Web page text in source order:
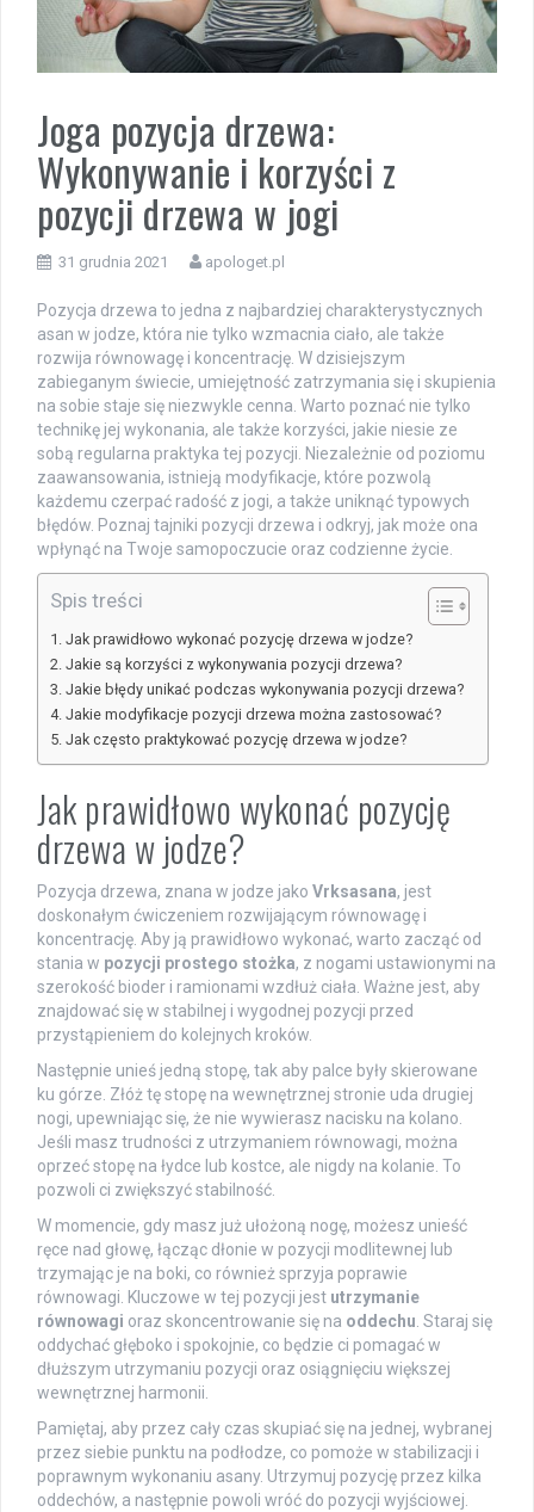
Joga pozycja drzewa:
Wykonywanie i korzyści z
pozycji drzewa w jogi
31 grudnia 2021 apologet.pl
Pozycja drzewa to jedna z najbardziej charakterystycznych
asan w jodze, która nie tylko wzmacnia ciało, ale także
rozwija równowagę i koncentrację. W dzisiejszym
zabieganym świecie, umiejętność zatrzymania się i skupienia
na sobie staje się niezwykle cenna. Warto poznać nie tylko
technikę jej wykonania, ale także korzyści, jakie niesie ze
sobą regularna praktyka tej pozycji. Niezależnie od poziomu
zaawansowania, istnieją modyfikacje, które pozwolą
każdemu czerpać radość z jogi, a także uniknąć typowych
błędów. Poznaj tajniki pozycji drzewa i odkryj, jak może ona
wpłynąć na Twoje samopoczucie oraz codzienne życie.
Spis treści
Jak prawidłowo wykonać pozycję drzewa w jodze?
Jakie są korzyści z wykonywania pozycji drzewa?
Jakie błędy unikać podczas wykonywania pozycji drzewa?
Jakie modyfikacje pozycji drzewa można zastosować?
Jak często praktykować pozycję drzewa w jodze?
Jak prawidłowo wykonać pozycję
drzewa w jodze?
Pozycja drzewa, znana w jodze jako Vrksasana, jest
doskonałym ćwiczeniem rozwijającym równowagę i
koncentrację. Aby ją prawidłowo wykonać, warto zacząć od
stania w pozycji prostego stożka, z nogami ustawionymi na
szerokość bioder i ramionami wzdłuż ciała. Ważne jest, aby
znajdować się w stabilnej i wygodnej pozycji przed
przystąpieniem do kolejnych kroków.
Następnie unieś jedną stopę, tak aby palce były skierowane
ku górze. Złóż tę stopę na wewnętrznej stronie uda drugiej
nogi, upewniając się, że nie wywierasz nacisku na kolano.
Jeśli masz trudności z utrzymaniem równowagi, można
oprzeć stopę na łydce lub kostce, ale nigdy na kolanie. To
pozwoli ci zwiększyć stabilność.
W momencie, gdy masz już ułożoną nogę, możesz unieść
ręce nad głowę, łącząc dłonie w pozycji modlitewnej lub
trzymając je na boki, co również sprzyja poprawie
równowagi. Kluczowe w tej pozycji jest utrzymanie
równowagi oraz skoncentrowanie się na oddechu . Staraj się
oddychać głęboko i spokojnie, co będzie ci pomagać w
dłuższym utrzymaniu pozycji oraz osiągnięciu większej
wewnętrznej harmonii.
Pamiętaj, aby przez cały czas skupiać się na jednej, wybranej
przez siebie punktu na podłodze, co pomoże w stabilizacji i
poprawnym wykonaniu asany. Utrzymuj pozycję przez kilka
oddechów, a następnie powoli wróć do pozycji wyjściowej.